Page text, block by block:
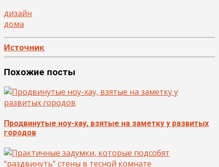
дизайн
дома
Источник
Похожие посты
Продвинутые ноу-хау, взятые на заметку у развитых
городов